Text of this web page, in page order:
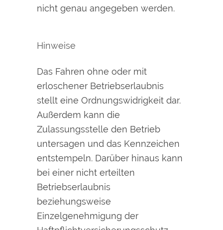
nicht genau angegeben werden.
Hinweise
Das Fahren ohne oder mit
erloschener Betriebserlaubnis
stellt eine Ordnungswidrigkeit dar.
Außerdem kann die
Zulassungsstelle den Betrieb
untersagen und das Kennzeichen
entstempeln. Darüber hinaus kann
bei einer nicht erteilten
Betriebserlaubnis
beziehungsweise
Einzelgenehmigung der